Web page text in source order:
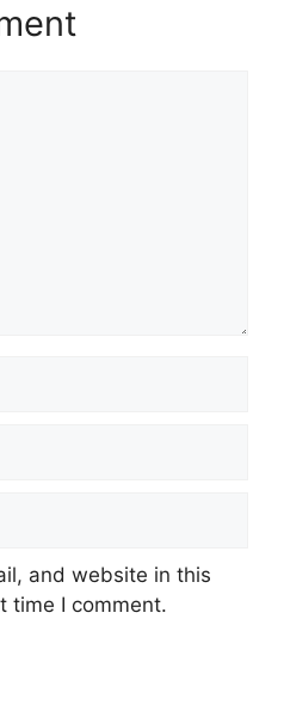
and website in this
time I comment.